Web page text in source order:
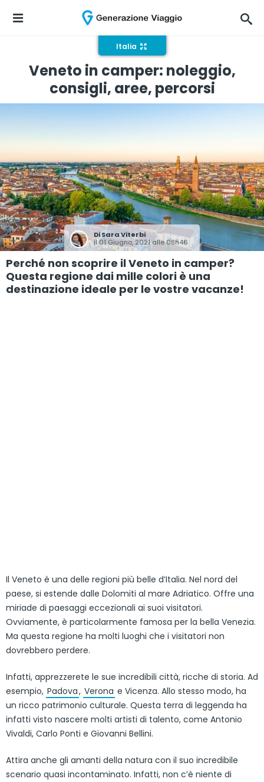
Italia
Veneto in camper: noleggio,
consigli, aree, percorsi
DiSara Viterbi
il 01 Giugno, 2021 alle 08h46
Perché non scoprire il Veneto in camper?
Questa regione dai mille colori è una
destinazione ideale per le vostre vacanze!
Il Veneto è una delle regioni più belle d’Italia. Nel nord del
paese, si estende dalle Dolomiti al mare Adriatico. Offre una
miriade di paesaggi eccezionali ai suoi visitatori.
Ovviamente, è particolarmente famosa per la bella Venezia.
Ma questa regione ha molti luoghi che i visitatori non
dovrebbero perdere.
Infatti, apprezzerete le sue incredibili città, ricche di storia. Ad
esempio, Padova, Verona e Vicenza. Allo stesso modo, ha
un ricco patrimonio culturale. Questa terra di leggenda ha
infatti visto nascere molti artisti di talento, come Antonio
Vivaldi, Carlo Ponti e Giovanni Bellini.
Attira anche gli amanti della natura con il suo incredibile
scenario quasi incontaminato. Infatti, non c’è niente di